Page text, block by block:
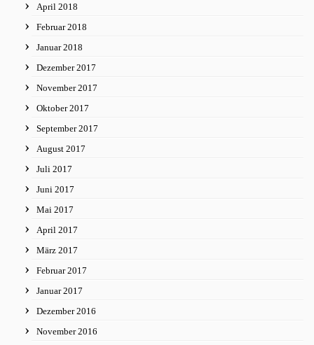
April 2018
Februar 2018
Januar 2018
Dezember 2017
November 2017
Oktober 2017
September 2017
August 2017
Juli 2017
Juni 2017
Mai 2017
April 2017
März 2017
Februar 2017
Januar 2017
Dezember 2016
November 2016